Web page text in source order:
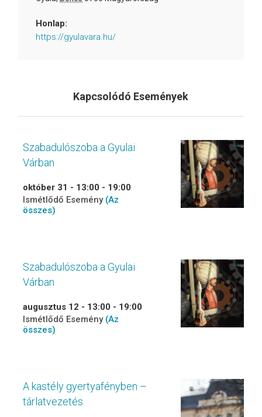
Honlap:
https://gyulavara.hu/
Kapcsolódó Események
Szabadulószoba a Gyulai
Várban
október 31 - 13:00 - 19:00
Ismétlődő Esemény (Az
összes)
Szabadulószoba a Gyulai
Várban
augusztus 12 - 13:00 - 19:00
Ismétlődő Esemény (Az
összes)
A kastély gyertyafényben –
tárlatvezetés